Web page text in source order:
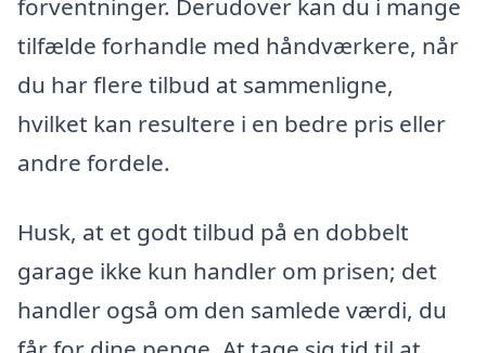
forventninger. Derudover kan du i mange
tilfælde forhandle med håndværkere, når
du har flere tilbud at sammenligne,
hvilket kan resultere i en bedre pris eller
andre fordele.
Husk, at et godt tilbud på en dobbelt
garage ikke kun handler om prisen; det
handler også om den samlede værdi, du